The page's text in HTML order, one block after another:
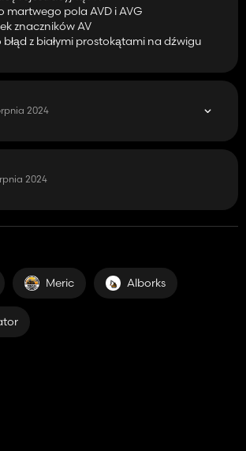
martwego pola AVD i AVG
znaczników AV
z białymi prostokątami na dźwigu
2024
2024
Meric Alborks